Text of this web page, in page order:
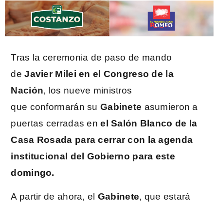
Tras la ceremonia de paso de mando
de Javier Milei en el Congreso de la
Nación, los nueve ministros
que conformarán su Gabinete asumieron a
puertas cerradas en el Salón Blanco de la
Casa Rosada para cerrar con la agenda
institucional del Gobierno para este
domingo.
A partir de ahora, el Gabinete, que estará